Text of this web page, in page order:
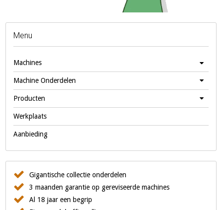
Menu
Machines
Machine Onderdelen
Producten
Werkplaats
Aanbieding
Gigantische collectie onderdelen
3 maanden garantie op gereviseerde machines
Al 18 jaar een begrip